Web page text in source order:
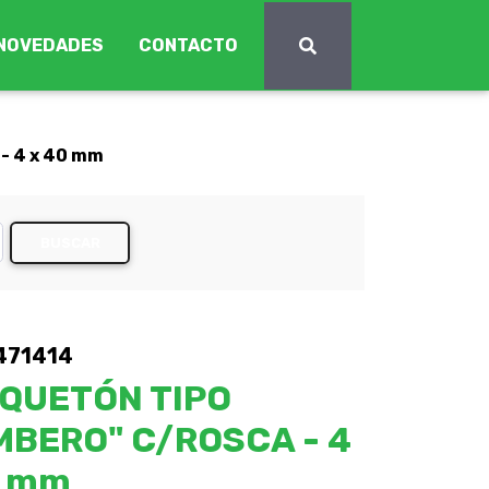
CONTACTO
- 4 x 40 mm
TIPO
C/ROSCA - 4